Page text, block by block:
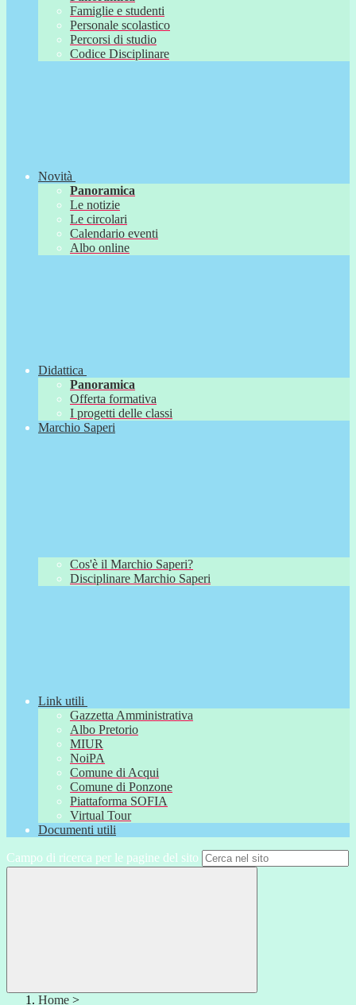
Famiglie e studenti
Personale scolastico
Percorsi di studio
Codice Disciplinare
Novità
Panoramica
Le notizie
Le circolari
Calendario eventi
Albo online
Didattica
Panoramica
Offerta formativa
I progetti delle classi
Marchio Saperi
Cos'è il Marchio Saperi?
Disciplinare Marchio Saperi
Link utili
Gazzetta Amministrativa
Albo Pretorio
MIUR
NoiPA
Comune di Acqui
Comune di Ponzone
Piattaforma SOFIA
Virtual Tour
Documenti utili
Campo di ricerca per le pagine del sito
Home >